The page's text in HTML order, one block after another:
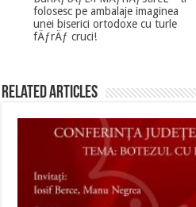
folosesc pe ambalaje imaginea
unei biserici ortodoxe cu turle
fÄƒrÄƒ cruci!
Related Articles